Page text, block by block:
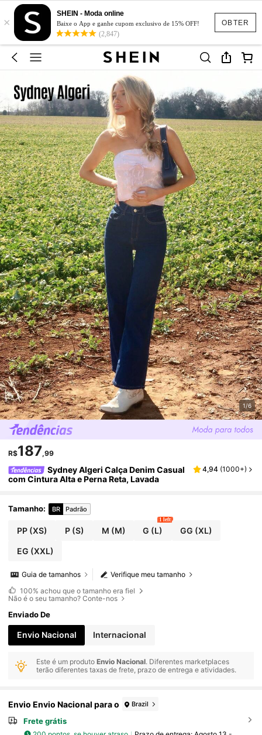
OBTER
×
SHEIN - Moda online
Baixe o App e ganhe cupom exclusivo de 15% OFF!
(2,847)
1/6
R$187,99
Sydney Algeri Calça Denim Casual
com Cintura Alta e Perna Reta, Lavada
4,94 (1000+)
Tamanho: BR Padrão
PP(XS) P(S) M (M) G (L)
1 left
GG (XL)
EG (XXL)
Verifique meu tamanho
Guia de tamanhos
100% achou que o tamanho era fiel
Não é o seu tamanho? Conte-nos
Enviado De
Envio Nacional Internacional
Este é um produtoEnvio Nacional. Diferentes marketplaces
terão diferentes taxas de frete, prazo de entrega e atividades.
Envio Envio Nacional para o Brazil
Frete grátis